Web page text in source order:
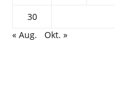
30
« Aug.
Okt. »